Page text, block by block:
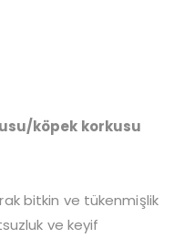
köpek korkusu
bitkin ve tükenmişlik
ve keyif